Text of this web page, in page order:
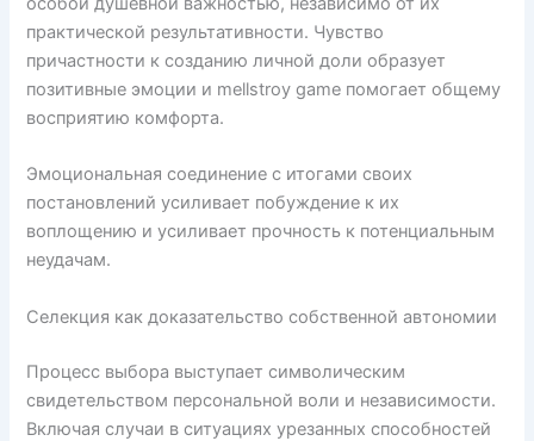
практической результативности. Чувство
причастности к созданию личной доли образует
позитивные эмоции и mellstroy game помогает общему
восприятию комфорта.
Эмоциональная соединение с итогами своих
постановлений усиливает побуждение к их
воплощению и усиливает прочность к потенциальным
неудачам.
Селекция как доказательство собственной автономии
Процесс выбора выступает символическим
свидетельством персональной воли и независимости.
Включая случаи в ситуациях урезанных способностей